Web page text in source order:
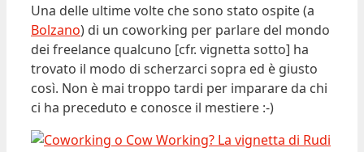
Una delle ultime volte che sono stato ospite (a
Bolzano) di un coworking per parlare del mondo
dei freelance qualcuno [cfr. vignetta sotto] ha
trovato il modo di scherzarci sopra ed è giusto
così. Non è mai troppo tardi per imparare da chi
ci ha preceduto e conosce il mestiere :-)